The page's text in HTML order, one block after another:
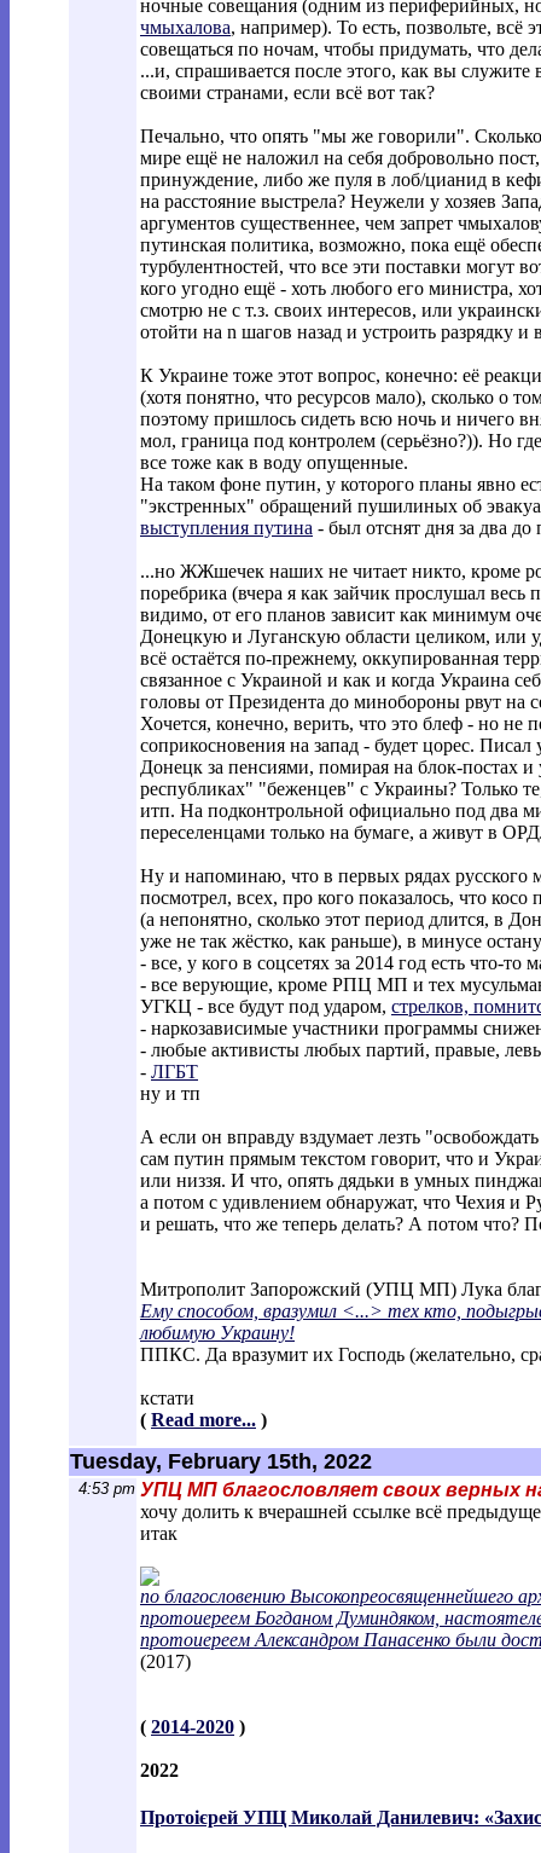
ночные совещания (одним из периферийных,
чмыхалова, например). То есть, позвольте,
совещаться по ночам, чтобы придумать, что
...и, спрашивается после этого, как вы
своими странами, если всё вот так?
Печально, что опять "мы же говорили".
мире ещё не наложил на себя добровольно
принуждение, либо же пуля в лоб/цианид в
на расстояние выстрела? Неужели у хозяев
аргументов существеннее, чем запрет
путинская политика, возможно, пока ещё
турбулентностей, что все эти поставки могут
кого угодно ещё - хоть любого его министра,
смотрю не с т.з. своих интересов, или
отойти на n шагов назад и устроить разрядку и
К Украине тоже этот вопрос, конечно: её
(хотя понятно, что ресурсов мало), сколько о
поэтому пришлось сидеть всю ночь и ничего
мол, граница под контролем (серьёзно?)). Но
все тоже как в воду опущенные.
На таком фоне путин, у которого планы явно
"экстренных" обращений пушилиных об
выступления путина - был отснят дня за два
...но ЖЖшечек наших не читает никто, кроме
поребрика (вчера я как зайчик прослушал
видимо, от его планов зависит как минимум
Донецкую и Луганскую области целиком, или
всё остаётся по-прежнему, оккупированная
связанное с Украиной и как и когда Украина
головы от Президента до минобороны рвут на
Хочется, конечно, верить, что это блеф - но
соприкосновения на запад - будет цорес.
Донецк за пенсиями, помирая на блок-постах
республиках" "беженцев" с Украины? Только
итп. На подконтрольной официально под два
переселенцами только на бумаге, а живут в
Ну и напоминаю, что в первых рядах русского
посмотрел, всех, про кого показалось, что
(а непонятно, сколько этот период длится, в
уже не так жёстко, как раньше), в минусе
- все, у кого в соцсетях за 2014 год есть что-то
- все верующие, кроме РПЦ МП и тех
УГКЦ - все будут под ударом, стрелков,
- наркозависимые участники программы
- любые активисты любых партий, правые,
- ЛГБТ
ну и тп
А если он вправду вздумает лезть
сам путин прямым текстом говорит, что и
или низзя. И что, опять дядьки в умных
а потом с удивлением обнаружат, что Чехия и
и решать, что же теперь делать? А потом что?
Митрополит Запорожский (УПЦ МП) Лука
Ему способом, вразумил <...> тех кто,
любимую Украину!
ППКС. Да вразумит их Господь (желательно,
кстати
( Read more... )
Tuesday, February 15th, 2022
4:53 pm УПЦ МП благословляет своих верных
хочу долить к вчерашней ссылке всё
итак
по благословению Высокопреосвященнейшего
протоиереем Богданом Думиндяком,
протоиереем Александром Панасенко были
(2017)
( 2014-2020 )
2022
Протоієрей УПЦ Миколай Данилевич: